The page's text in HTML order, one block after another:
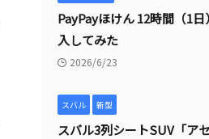
PayPayほけん 12時間（1
入してみた
2026/6/23
スバル 新型
スバル3列シートSUV「ア